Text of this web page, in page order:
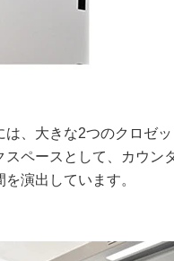
、大きな2つのクロゼ
ペースとして、カウン
演出しています。